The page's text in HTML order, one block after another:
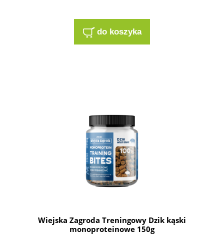
do koszyka
Wiejska Zagroda Treningowy Dzik kąski
monoproteinowe 150g